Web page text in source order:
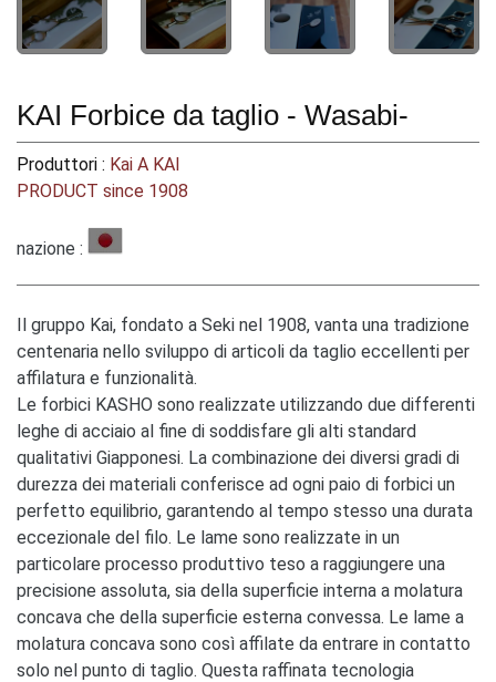
KAI Forbice da taglio - Wasabi-
Produttori : Kai A KAI
PRODUCT since 1908
nazione :
Il gruppo Kai, fondato a Seki nel 1908, vanta una tradizione
centenaria nello sviluppo di articoli da taglio eccellenti per
affilatura e funzionalità.
Le forbici KASHO sono realizzate utilizzando due differenti
leghe di acciaio al fine di soddisfare gli alti standard
qualitativi Giapponesi. La combinazione dei diversi gradi di
durezza dei materiali conferisce ad ogni paio di forbici un
perfetto equilibrio, garantendo al tempo stesso una durata
eccezionale del filo. Le lame sono realizzate in un
particolare processo produttivo teso a raggiungere una
precisione assoluta, sia della superficie interna a molatura
concava che della superficie esterna convessa. Le lame a
molatura concava sono così affilate da entrare in contatto
solo nel punto di taglio. Questa raffinata tecnologia